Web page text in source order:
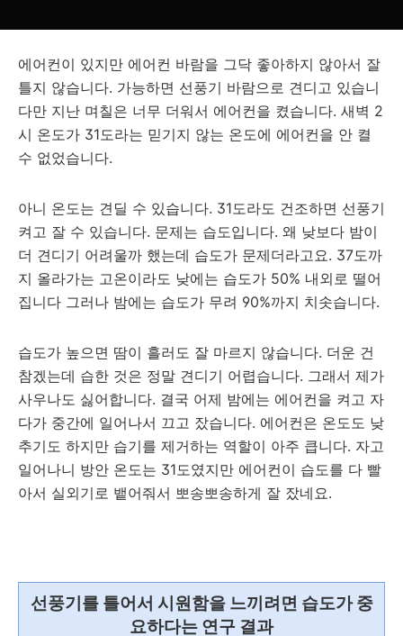
에어컨이 있지만 에어컨 바람을 그닥 좋아하지 않아서 잘
틀지 않습니다. 가능하면 선풍기 바람으로 견디고 있습니
다만 지난 며칠은 너무 더워서 에어컨을 켰습니다. 새벽 2
시 온도가 31도라는 믿기지 않는 온도에 에어컨을 안 켤
수 없었습니다.
아니 온도는 견딜 수 있습니다. 31도라도 건조하면 선풍기
켜고 잘 수 있습니다. 문제는 습도입니다. 왜 낮보다 밤이
더 견디기 어려울까 했는데 습도가 문제더라고요. 37도까
지 올라가는 고온이라도 낮에는 습도가 50% 내외로 떨어
집니다 그러나 밤에는 습도가 무려 90%까지 치솟습니다.
습도가 높으면 땀이 흘러도 잘 마르지 않습니다. 더운 건
참겠는데 습한 것은 정말 견디기 어렵습니다. 그래서 제가
사우나도 싫어합니다. 결국 어제 밤에는 에어컨을 켜고 자
다가 중간에 일어나서 끄고 잤습니다. 에어컨은 온도도 낮
추기도 하지만 습기를 제거하는 역할이 아주 큽니다. 자고
일어나니 방안 온도는 31도였지만 에어컨이 습도를 다 빨
아서 실외기로 뱉어줘서 뽀송뽀송하게 잘 잤네요.
선풍기를 틀어서 시원함을 느끼려면 습도가 중
요하다는 연구 결과